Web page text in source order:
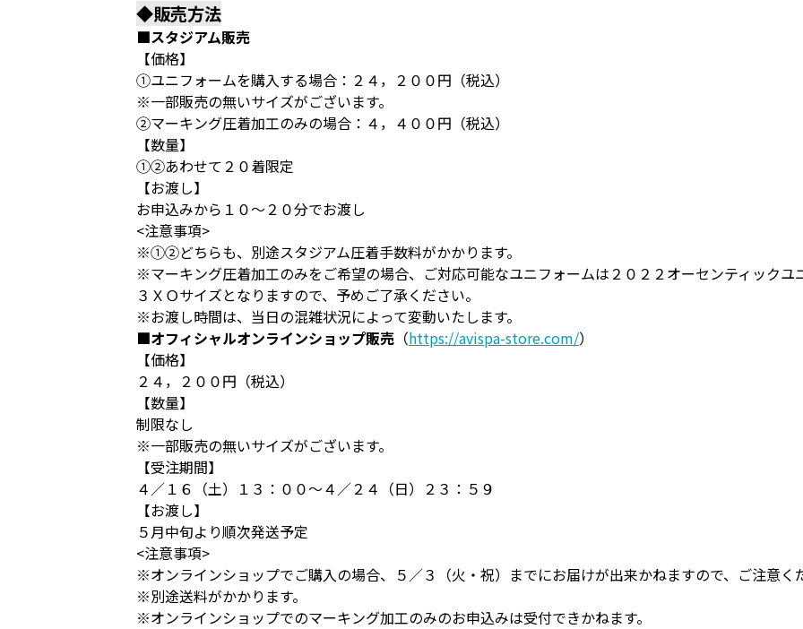
◆販売方法
■スタジアム販売
【価格】
①ユニフォームを購入する場合：２４，２００円（税込）
※一部販売の無いサイズがございます。
②マーキング圧着加工のみの場合：４，４００円（税込）
【数量】
①②あわせて２０着限定
【お渡し】
お申込みから１０～２０分でお渡し
<注意事項>
※①②どちらも、別途スタジアム圧着手数料がかかります。
※マーキング圧着加工のみをご希望の場合、ご対応可能なユニフォームは２０２２オーセンティック
３ＸＯサイズとなりますので、予めご了承ください。
※お渡し時間は、当日の混雑状況によって変動いたします。
■オフィシャルオンラインショップ販売 （https://avispa-store.com/）
【価格】
２４，２００円（税込）
【数量】
制限なし
※一部販売の無いサイズがございます。
【受注期間】
４／１６（土）１３：００～４／２４（日）２３：５９
【お渡し】
５月中旬より順次発送予定
<注意事項>
※オンラインショップでご購入の場合、５／３（火・祝）までにお届けが出来かねますので、ご注意く
※別途送料がかかります。
※オンラインショップでのマーキング加工のみのお申込みは受付できかねます。